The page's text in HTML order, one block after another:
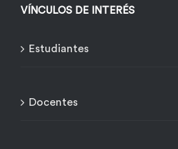
VÍNCULOS DE INTERÉS
Estudiantes
Docentes